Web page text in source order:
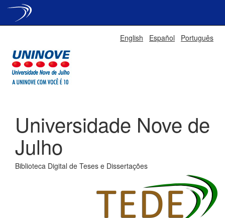
English Español Português
Universidade Nove de
Julho
Biblioteca Digital de Teses e Dissertações